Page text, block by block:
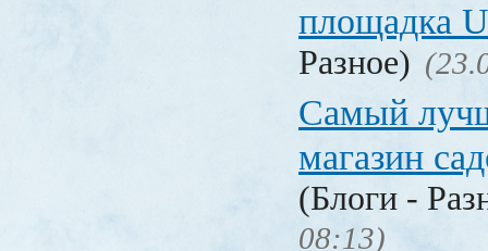
площадка
Разное)
Самый
магазин
(Блоги -
08:13)